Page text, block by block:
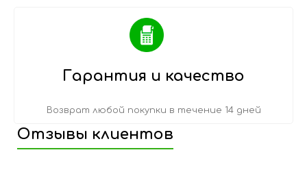
Гарантия и качество
Возврат любой покупки в течение 14 дней
Отзывы клиентов